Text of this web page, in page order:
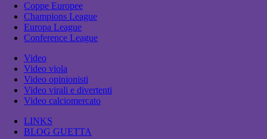
Coppe Europee
Champions League
Europa League
Conference League
Video
Video viola
Video opinionisti
Video virali e divertenti
Video calciomercato
LINKS
BLOG GUETTA